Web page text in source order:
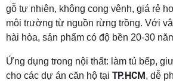
gỗ tự nhiên, không cong vênh, giá rẻ
môi trường từ nguồn rừng trồng. Với
hài hòa, sản phẩm có độ bền 20-30
Ứng dụng trong nội thất: làm tủ bếp,
cho các dự án căn hộ tại TP.HCM, dễ